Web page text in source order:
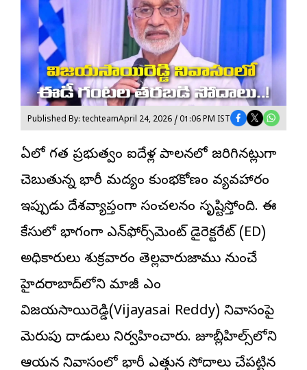
Published By: techteamApril 24, 2026 / 01:06 PM IST
ఏపీలో గత ప్రభుత్వం ఐదేళ్ల పాలనలో జరిగినట్లుగా
చెబుతున్న భారీ మద్యం కుంభకోణం వ్యవహారం
ఇప్పుడు దేశవ్యాప్తంగా సంచలనం సృష్టిస్తోంది. ఈ
కేసులో భాగంగా ఎన్‌ఫోర్స్‌మెంట్ డైరెక్టరేట్ (ED)
అధికారులు శుక్రవారం తెల్లవారుజాము నుంచే
హైదరాబాద్‌లోని మాజీ ఎంపీ
విజయసాయిరెడ్డి(Vijayasai Reddy) నివాసంపై
మెరుపు దాడులు నిర్వహించారు. జూబ్లీహిల్స్‌లోని
ఆయన నివాసంలో భారీ ఎత్తున సోదాలు చేపట్టిన